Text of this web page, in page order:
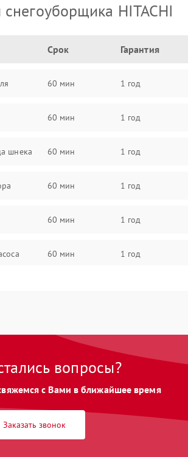
HITACHI
Срок Гарантия
60 мин 1 год
60 мин 1 год
шнека 60 мин 1 год
60 мин 1 год
60 мин 1 год
60 мин 1 год
1 год
выброса
60 мин 1 год
вопросы?
с Вами в ближайшее время
Заказать звонок